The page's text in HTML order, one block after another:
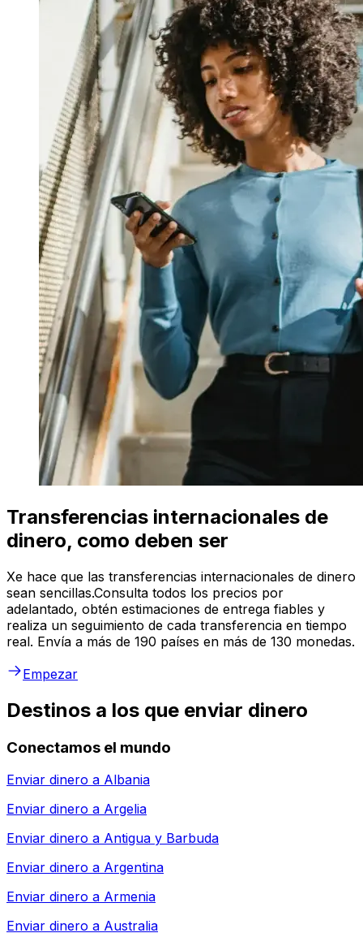
Transferencias internacionales de
dinero, como deben ser
Xe hace que las transferencias internacionales de dinero
sean sencillas.Consulta todos los precios por
adelantado, obtén estimaciones de entrega fiables y
realiza un seguimiento de cada transferencia en tiempo
real. Envía a más de 190 países en más de 130 monedas.
Empezar
Destinos a los que enviar dinero
Conectamos el mundo
Enviar dinero a Albania
Enviar dinero a Argelia
Enviar dinero a Antigua y Barbuda
Enviar dinero a Argentina
Enviar dinero a Armenia
Enviar dinero a Australia